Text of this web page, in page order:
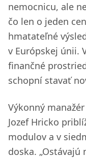
nemocnicu, ale
čo len o jeden
hmatateľné
v Európskej únii.
finančné
schopní stavať
Výkonný
Jozef Hricko
modulov a v
doska.